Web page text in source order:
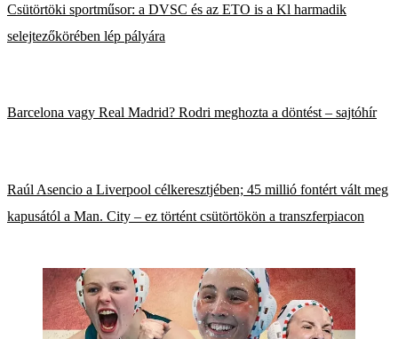
Csütörtöki sportműsor: a DVSC és az ETO is a Kl harmadik
selejtezőkörében lép pályára
Barcelona vagy Real Madrid? Rodri meghozta a döntést – sajtóhír
Raúl Asencio a Liverpool célkeresztjében; 45 millió fontért vált meg
kapusától a Man. City – ez történt csütörtökön a transzferpiacon